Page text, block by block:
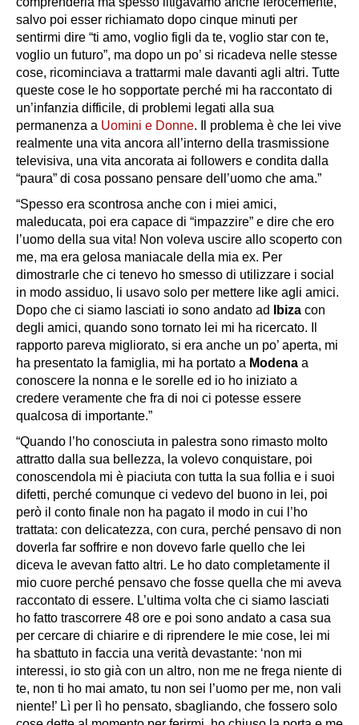
salvo poi esser richiamato dopo cinque minuti per
sentirmi dire “ti amo, voglio figli da te, voglio star con te,
voglio un futuro”, ma dopo un po’ si ricadeva nelle stesse
cose, ricominciava a trattarmi male davanti agli altri. Tutte
queste cose le ho sopportate perché mi ha raccontato di
un’infanzia difficile, di problemi legati alla sua
permanenza a Uomini e Donne. Il problema è che lei vive
realmente una vita ancora all’interno della trasmissione
televisiva, una vita ancorata ai followers e condita dalla
“paura” di cosa possano pensare dell’uomo che ama.”
“Spesso era scontrosa anche con i miei amici,
maleducata, poi era capace di “impazzire” e dire che ero
l’uomo della sua vita! Non voleva uscire allo scoperto con
me, ma era gelosa maniacale della mia ex. Per
dimostrarle che ci tenevo ho smesso di utilizzare i social
in modo assiduo, li usavo solo per mettere like agli amici.
Dopo che ci siamo lasciati io sono andato ad
Ibiza con
degli amici, quando sono tornato lei mi ha ricercato. Il
rapporto pareva migliorato, si era anche un po’ aperta, mi
ha presentato la famiglia, mi ha portato a Modena a
conoscere la nonna e le sorelle ed io ho iniziato a
credere veramente che fra di noi ci potesse essere
qualcosa di importante.”
“Quando l’ho conosciuta in palestra sono rimasto molto
attratto dalla sua bellezza, la volevo conquistare, poi
conoscendola mi è piaciuta con tutta la sua follia e i suoi
difetti, perché comunque ci vedevo del buono in lei, poi
però il conto finale non ha pagato il modo in cui l’ho
trattata: con delicatezza, con cura, perché pensavo di non
doverla far soffrire e non dovevo farle quello che lei
diceva le avevan fatto altri. Le ho dato completamente il
mio cuore perché pensavo che fosse quella che mi aveva
raccontato di essere. L’ultima volta che ci siamo lasciati
ho fatto trascorrere 48 ore e poi sono andato a casa sua
per cercare di chiarire e di riprendere le mie cose, lei mi
ha sbattuto in faccia una verità devastante: ‘non mi
interessi, io sto già con un altro, non me ne frega niente di
te, non ti ho mai amato, tu non sei l’uomo per me, non vali
niente!’ Lì per lì ho pensato, sbagliando, che fossero solo